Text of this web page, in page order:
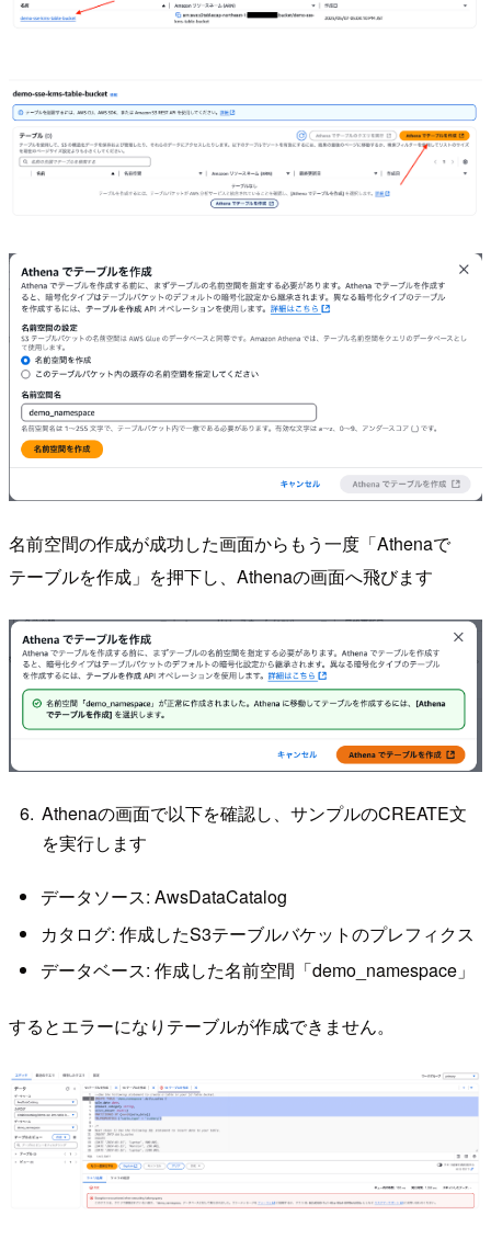
名前空間の作成が成功した画面からもう一度「Athenaで
テーブルを作成」を押下し、Athenaの画面へ飛びます
Athenaの画面で以下を確認し、サンプルのCREATE文
を実行します
データソース: AwsDataCatalog
カタログ: 作成したS3テーブルバケットのプレフィクス
データベース: 作成した名前空間「demo_namespace」
するとエラーになりテーブルが作成できません。